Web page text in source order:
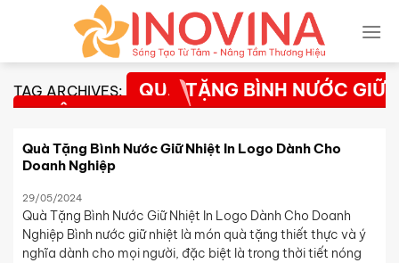
TAG ARCHIVES:
QUÀ TẶNG BÌNH NƯỚC GIỮ
NHIỆT IN LOGO
Quà Tặng Bình Nước Giữ Nhiệt In Logo Dành Cho
Doanh Nghiệp
29/05/2024
Quà Tặng Bình Nước Giữ Nhiệt In Logo Dành Cho Doanh
Nghiệp Bình nước giữ nhiệt là món quà tặng thiết thực và ý
nghĩa dành cho mọi người, đặc biệt là trong thời tiết nóng